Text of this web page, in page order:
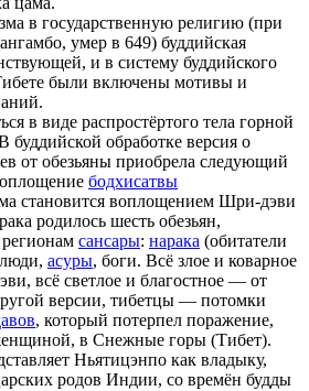
в государственную религию (при
умер в 649) буддийская
и в систему буддийского
были включены мотивы и
в виде распростёртого тела горной
буддийской обработке версия о
от обезьяны приобрела следующий
бодхисатвы
становится воплощением Шри-дэви
родилось шесть обезьян,
сансары: нарака (обитатели
асуры, боги. Всё злое и коварное
всё светлое и благостное — от
версии, тибетцы — потомки
, который потерпел поражение,
в Снежные горы (Тибет).
Ньятицэнпо как владыку,
родов Индии, со времён будды